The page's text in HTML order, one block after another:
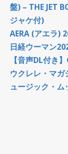
盤) – THE JET
ジャケ付)
AERA (アエラ)
日経ウーマン
【音声DL付き
ウクレレ・マガ
ュージック・ム